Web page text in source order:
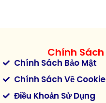
Chính Sách
Chính Sách Bảo Mật
Chính Sách Về Cookie
Điều Khoản Sử Dụng